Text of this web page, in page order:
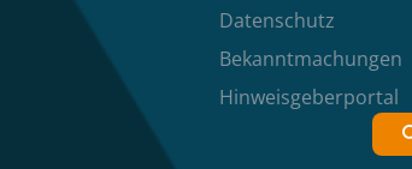
Datenschutz
Bekanntmachungen
Hinweisgeberportal